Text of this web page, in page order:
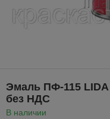
Эмаль ПФ-115 LIDA
без НДС
В наличии